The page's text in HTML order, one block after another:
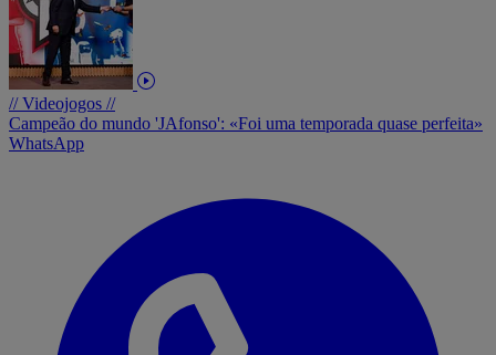
// Videojogos //
Campeão do mundo 'JAfonso': «Foi uma temporada quase perfeita»
WhatsApp